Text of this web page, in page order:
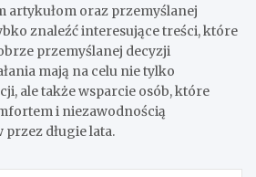
artykułom oraz przemyślanej
znaleźć interesujące treści, które
przemyślanej decyzji
mają na celu nie tylko
ale także wsparcie osób, które
i niezawodnością
długie lata.